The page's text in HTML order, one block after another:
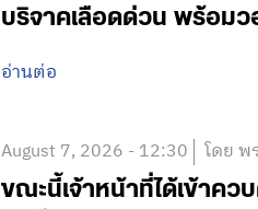
บริจาคเลือดด่วน พร้อมว
อ่านต่อ
August 7, 2026 - 12:30 โดย พ
ขณะนี้เจ้าหน้าที่ได้เข้าค